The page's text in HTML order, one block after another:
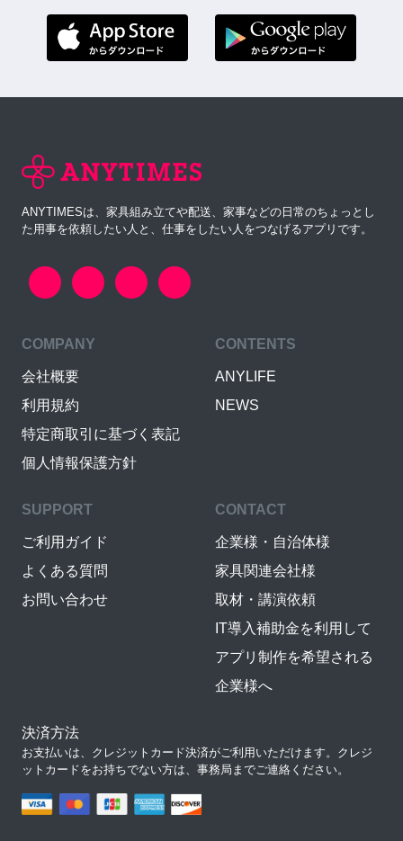
ANYTIMESは、家具組み立てや配送、家事などの日常のちょっとし
た用事を依頼したい人と、仕事をしたい人をつなげるアプリです。
COMPANY
会社概要
利用規約
特定商取引に基づく表記
個人情報保護方針
CONTENTS
ANYLIFE
NEWS
SUPPORT
ご利用ガイド
よくある質問
お問い合わせ
CONTACT
企業様・自治体様
家具関連会社様
取材・講演依頼
IT導入補助金を利用して
アプリ制作を希望される
企業様へ
決済方法
お支払いは、クレジットカード決済がご利用いただけます。クレジ
ットカードをお持ちでない方は、事務局までご連絡ください。